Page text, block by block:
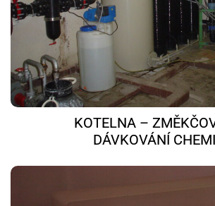
KOTELNA –
DÁVKOVÁNÍ